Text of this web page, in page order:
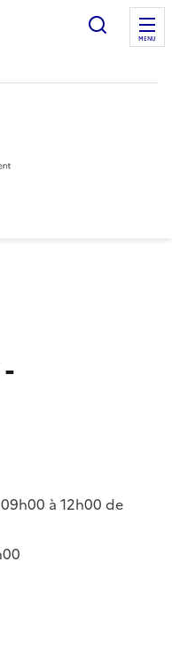
Ouvrir
MENU
à 12h00 de